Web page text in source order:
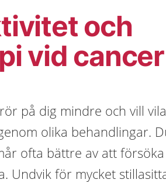
och
vid cancer
på dig mindre och vill
olika behandlingar.
ofta bättre av att
Undvik för mycket